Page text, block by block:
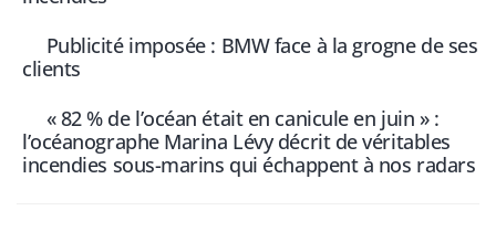
Publicité imposée : BMW face à la grogne de ses
clients
« 82 % de l’océan était en canicule en juin » :
l’océanographe Marina Lévy décrit de véritables
incendies sous-marins qui échappent à nos radars